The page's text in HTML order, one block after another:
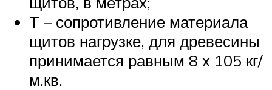
T – сопротивление материала
щитов нагрузке, для древесины
принимается равным 8 х 105 кг/
м.кв.